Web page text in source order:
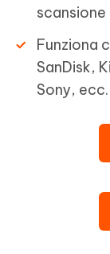
Funziona
SanDisk,
Sony, ecc.